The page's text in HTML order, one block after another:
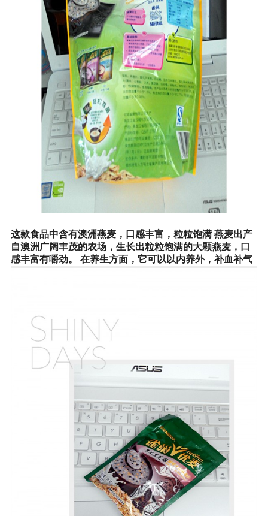
这款食品中含有澳洲燕麦，口感丰富，粒粒饱满 燕麦出产
自澳洲广阔丰茂的农场，生长出粒粒饱满的大颗燕麦，口
感丰富有嚼劲。 在养生方面，它可以以内养外，补血补气